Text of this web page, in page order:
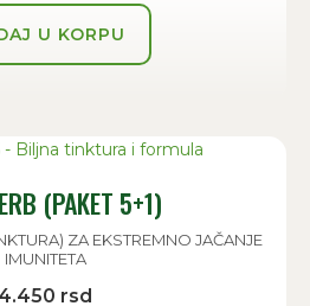
U KORPU
(PAKET 5+1)
ZA EKSTREMNO JAČANJE
IMUNITETA
4.450 rsd